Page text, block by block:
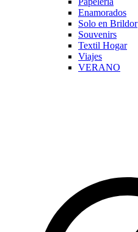
Enamorados
Solo en Brildor
Souvenirs
Textil Hogar
Viajes
VERANO